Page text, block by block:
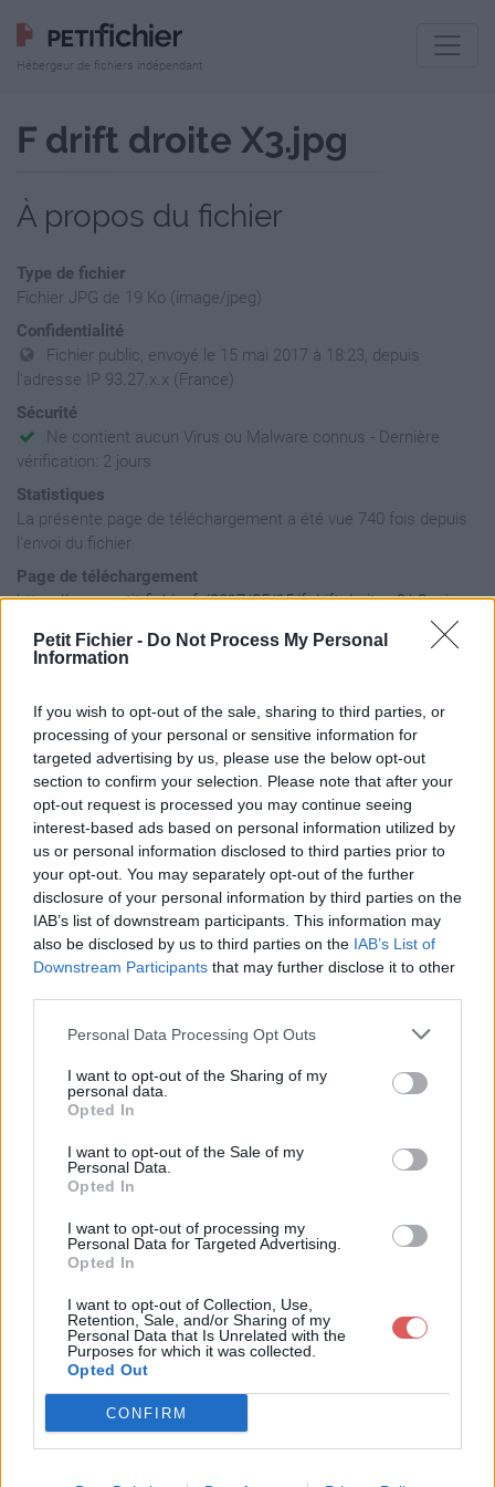
Petit Fichier - Do Not Process My Personal
Information
If you wish to opt-out of the sale, sharing to third parties, or
processing of your personal or sensitive information for
targeted advertising by us, please use the below opt-out
section to confirm your selection. Please note that after your
opt-out request is processed you may continue seeing
interest-based ads based on personal information utilized by
us or personal information disclosed to third parties prior to
your opt-out. You may separately opt-out of the further
disclosure of your personal information by third parties on the
IAB’s list of downstream participants. This information may
also be disclosed by us to third parties on the IAB’s List of
Downstream Participants that may further disclose it to other
Personal Data Processing Opt Outs
I want to opt-out of the Sharing of my
personal data.
Opted In
I want to opt-out of the Sale of my
Personal Data.
Opted In
I want to opt-out of processing my
Personal Data for Targeted Advertising.
Opted In
I want to opt-out of Collection, Use,
Retention, Sale, and/or Sharing of my
Personal Data that Is Unrelated with the
Purposes for which it was collected.
Opted Out
CONFIRM
Hébergeur de fichiers indépendant
F drift droite X3.jpg
À propos du fichier
Type de fichier
Fichier JPG de 19 Ko (image/jpeg)
Confidentialité
Fichier public, envoyé le 15 mai 2017 à 18:23, depuis
l'adresse IP 93.27.x.x (France)
Sécurité
Ne contient aucun Virus ou Malware connus - Dernière
vérification: 2 jours
Statistiques
La présente page de téléchargement a été vue 740 fois depuis
l'envoi du fichier
Page de téléchargement
https://www.petit-fichier.fr/2017/05/15/f-drift-droite-x3/ Copier
Aperçu du fichier
Partager le fichier F_drift-
réseaux sociaux:
Télécharger le fichier F_drift-droi
te_X3.jpg
Télécharger F_drift-droite_X3.jpg